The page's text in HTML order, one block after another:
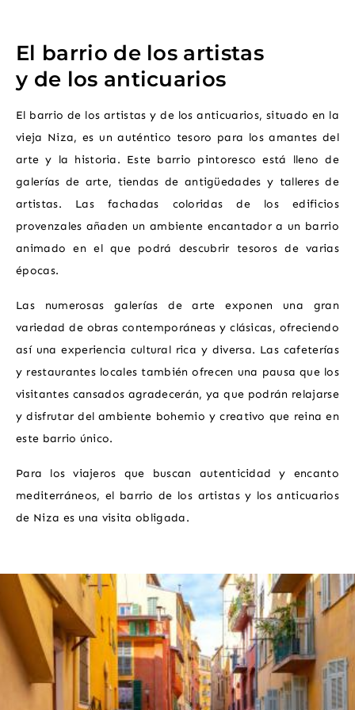
El barrio de los artistas
y de los anticuarios
El barrio de los artistas y de los anticuarios, situado en la
vieja Niza, es un auténtico tesoro para los amantes del
arte y la historia. Este barrio pintoresco está lleno de
galerías de arte, tiendas de antigüedades y talleres de
artistas. Las fachadas coloridas de los edificios
provenzales añaden un ambiente encantador a un barrio
animado en el que podrá descubrir tesoros de varias
épocas.
Las numerosas galerías de arte exponen una gran
variedad de obras contemporáneas y clásicas, ofreciendo
así una experiencia cultural rica y diversa. Las cafeterías
y restaurantes locales también ofrecen una pausa que los
visitantes cansados agradecerán, ya que podrán relajarse
y disfrutar del ambiente bohemio y creativo que reina en
este barrio único.
Para los viajeros que buscan autenticidad y encanto
mediterráneos, el barrio de los artistas y los anticuarios
de Niza es una visita obligada.